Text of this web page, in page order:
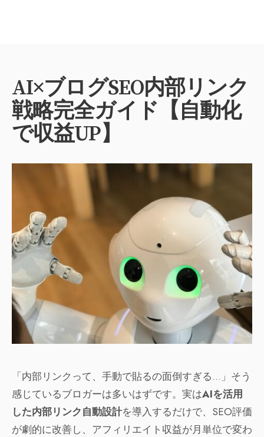
AI×ブログSEO内部リンク
戦略完全ガイド【自動化
で収益UP】
「内部リンクって、手動で貼るの面倒すぎる…」そう
感じているブロガーは多いはずです。実はAIを活用
した内部リンク自動設計を導入するだけで、SEO評価
が劇的に改善し、アフィリエイト収益が月単位で変わ